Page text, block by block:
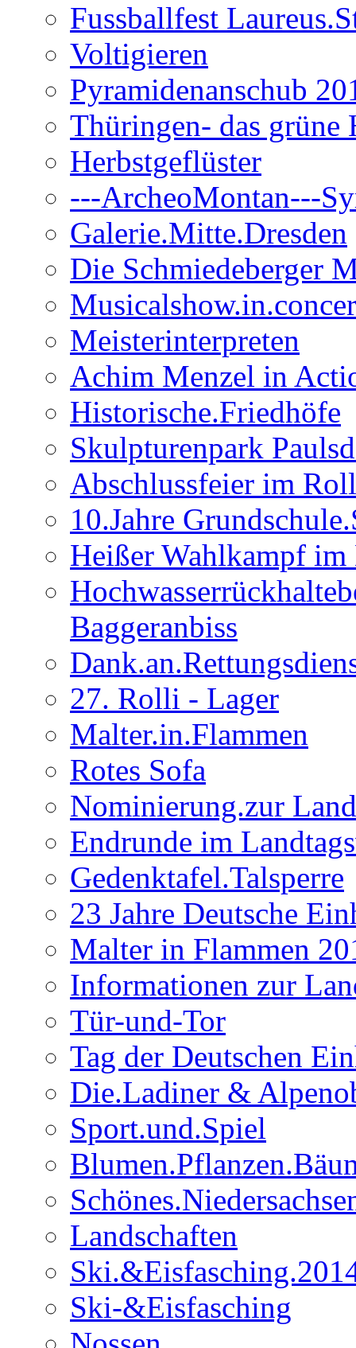
Fussballfest
Voltigieren
Pyramidenanschub
Thüringen- das grüne
Herbstgeflüster
---ArcheoMontan---
Galerie.Mitte.Dresden
Die Schmiedeberger
Meisterinterpreten
Achim Menzel in
Historische.Friedhöfe
Skulpturenpark
Abschlussfeier im
10.Jahre
Heißer Wahlkampf im
Baggeranbiss
27. Rolli - Lager
Malter.in.Flammen
Rotes Sofa
Nominierung.zur
Endrunde im
Gedenktafel.Talsperre
23 Jahre Deutsche
Malter in Flammen
Informationen zur
Tür-und-Tor
Tag der Deutschen
Die.Ladiner &
Sport.und.Spiel
Landschaften
Ski-&Eisfasching